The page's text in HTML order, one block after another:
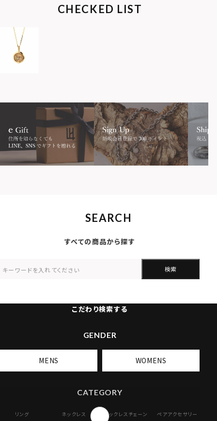
CHECKED LIST
SEARCH
すべての商品から探す
検索
こだわり検索する
GENDER
MENS WOMENS
CATEGORY
リング ネックレス ネックレスチェーン ペアアクセサリー